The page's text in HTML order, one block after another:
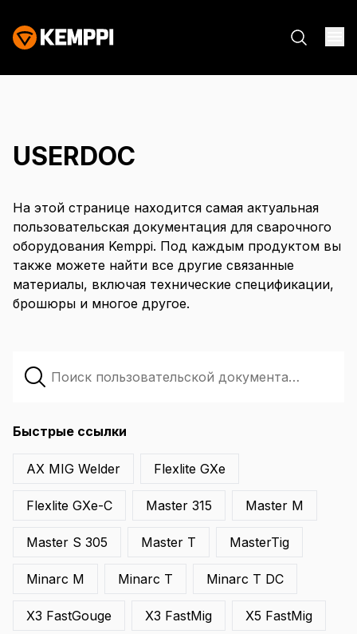
Быстрые ссылки
AX MIG Welder Flexlite GXe
Flexlite GXe-C Master 315 Master M
Master S 305 Master T MasterTig
Minarc M Minarc T Minarc T DC
X3 FastGouge X3 FastMig X5 FastMig
USERDOC
На этой странице находится самая актуальная
пользовательская документация для сварочного
оборудования Kemppi. Под каждым продуктом вы
также можете найти все другие связанные
материалы, включая технические спецификации,
брошюры и многое другое.